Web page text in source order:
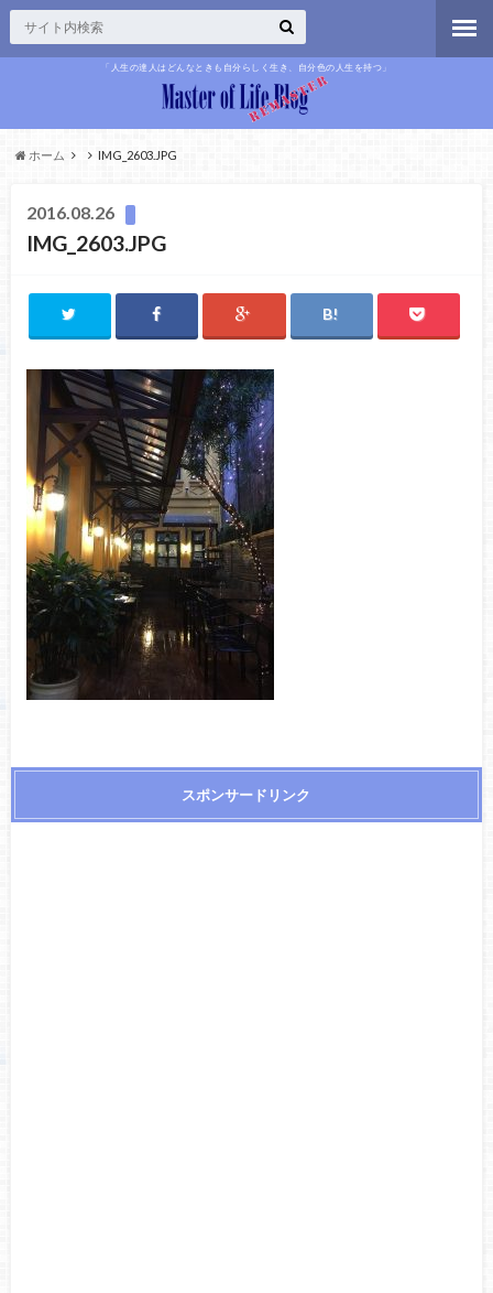
「人生の達人はどんなときも自分らしく生き、自分色の人生を持つ」
ホーム IMG_2603.JPG
2016.08.26
IMG_2603.JPG
スポンサードリンク